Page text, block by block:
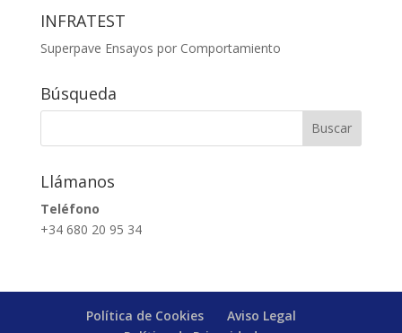
INFRATEST
Superpave Ensayos por Comportamiento
Búsqueda
Llámanos
Teléfono
+34 680 20 95 34
Política de Cookies
Aviso Legal